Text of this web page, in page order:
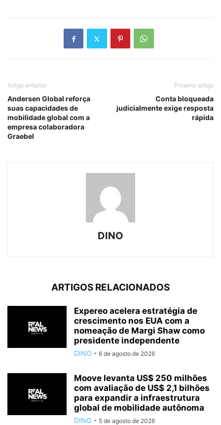
Artigo anterior
Andersen Global reforça
suas capacidades de
mobilidade global com a
empresa colaboradora
Graebel
Próximo artigo
Conta bloqueada
judicialmente exige resposta
rápida
DINO
ARTIGOS RELACIONADOS
Expereo acelera estratégia de
crescimento nos EUA com a
nomeação de Margi Shaw como
presidente independente
DINO - 6 de agosto de 2026
Moove levanta US$ 250 milhões
com avaliação de US$ 2,1 bilhões
para expandir a infraestrutura
global de mobilidade autônoma
DINO - 5 de agosto de 2026